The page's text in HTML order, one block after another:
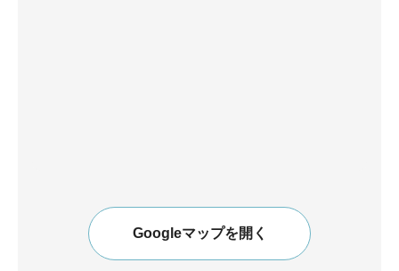
Googleマップを開く